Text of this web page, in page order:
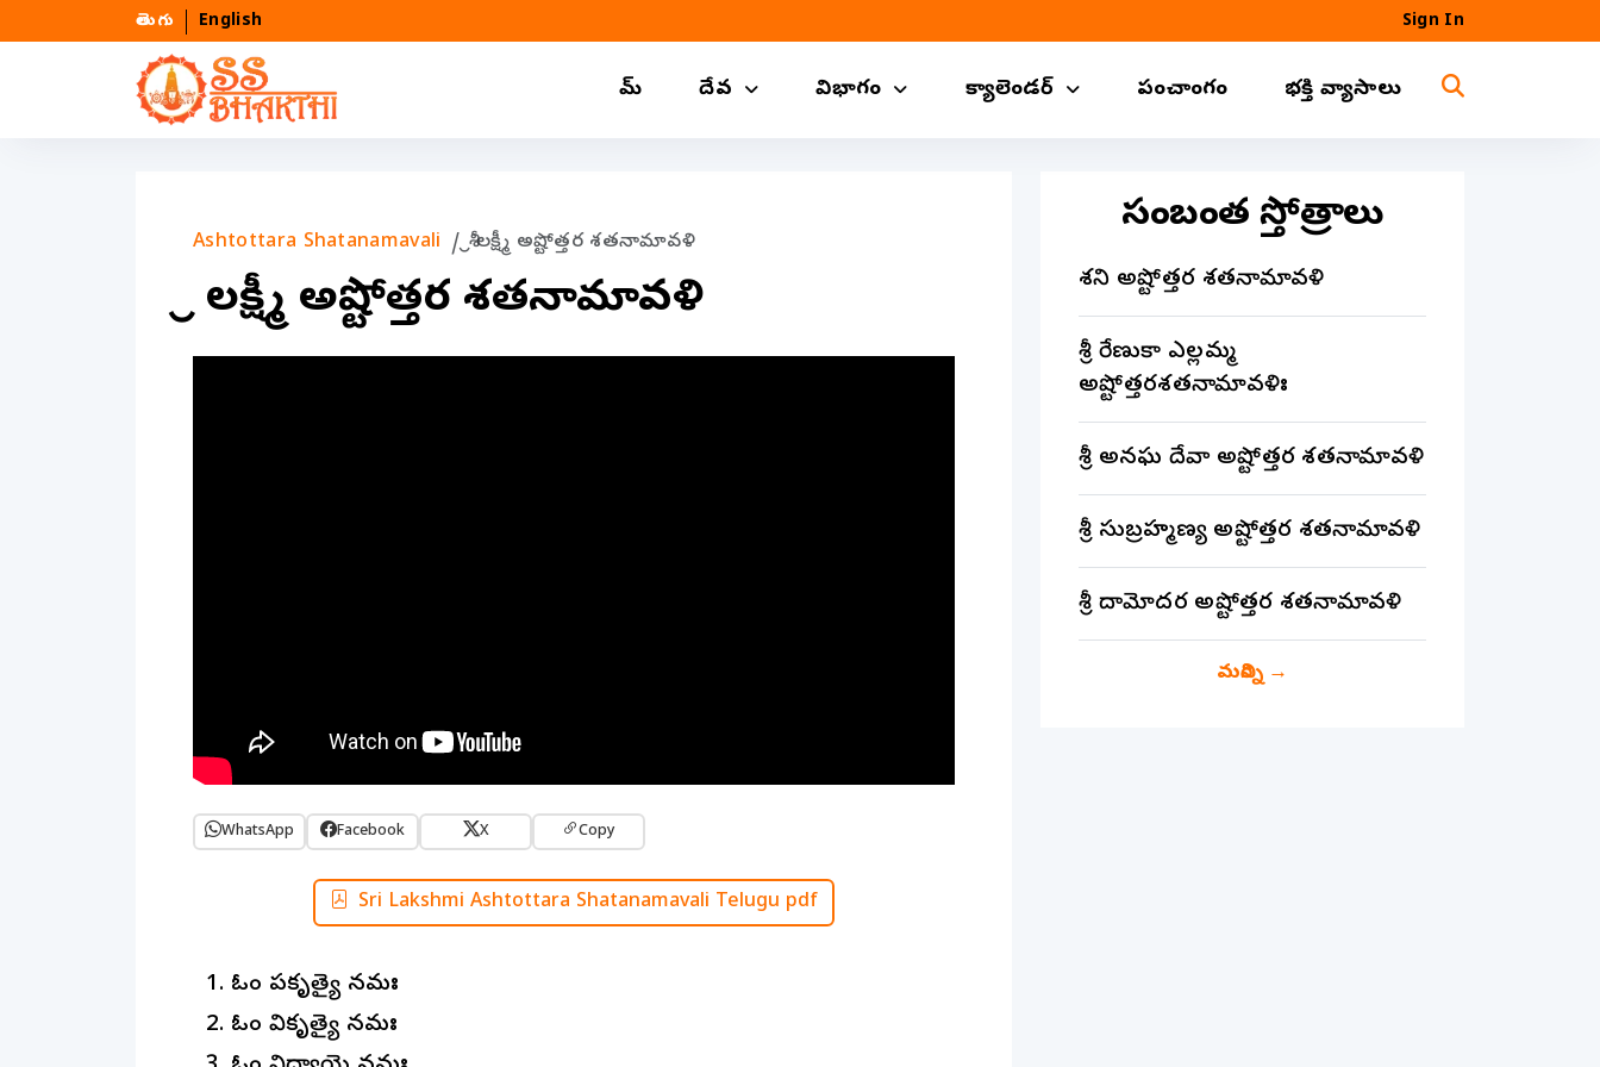
తెలుగు English Sign In
హోమ్ దేవ విభాగం క్యాలెండర్ పంచాంగం భక్తి వ్యాసాలు
Ashtottara Shatanamavali శ్రీ లక్ష్మీ అష్టోత్తర శతనామావళి
శ్రీ లక్ష్మీ అష్టోత్తర శతనామావళి
WhatsApp Facebook X Copy
Sri Lakshmi Ashtottara Shatanamavali Telugu pdf
ఓం ప్రకృత్యై నమః
ఓం వికృత్యై నమః
సంబంధిత స్తోత్రాలు
శని అష్టోత్తర శతనామావళి
శ్రీ రేణుకా ఎల్లమ్మ
అష్టోత్తరశతనామావళిః
శ్రీ అనఘ దేవా అష్టోత్తర శతనామావళి
శ్రీ సుబ్రహ్మణ్య అష్టోత్తర శతనామావళి
శ్రీ దామోదర అష్టోత్తర శతనామావళి
మరిన్ని→